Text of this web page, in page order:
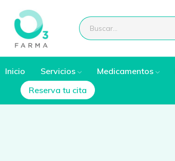
Inicio Servicios Medicamentos
Reserva tu cita